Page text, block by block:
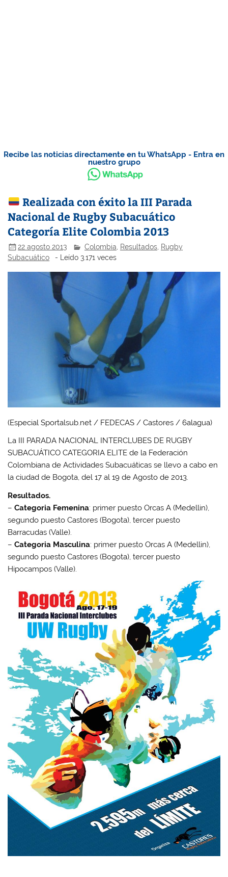
Recibe las noticias directamente en tu WhatsApp - Entra en
nuestro grupo
Realizada con éxito la III Parada
Nacional de Rugby Subacuático
Categoría Elite Colombia 2013
22 agosto 2013 Colombia Resultados Rugby
Subacuático
- Leído 3.171 veces
(Especial Sportalsub.net / FEDECAS / Castores / 6alagua)
La III PARADA NACIONAL INTERCLUBES DE RUGBY
SUBACUÁTICO CATEGORIA ELITE de la Federación
Colombiana de Actividades Subacuáticas se llevo a cabo en
la ciudad de Bogota, del 17 al 19 de Agosto de 2013.
Resultados.
–Categoria Femenina: primer puesto Orcas A (Medellin),
segundo puesto Castores (Bogota), tercer puesto
Barracudas (Valle).
–Categoria Masculina: primer puesto Orcas A (Medellin),
segundo puesto Castores (Bogota), tercer puesto
Hipocampos (Valle).